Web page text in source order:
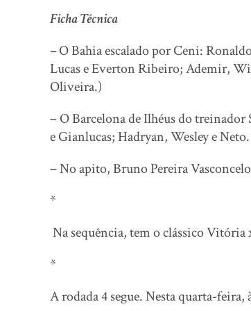
Ficha Técnica
–O Bahia escalado por Ceni:
Lucas e Everton Ribeiro; Ademir,
Oliveira.)
– O Barcelona de Ilhéus do
e Gianlucas; Hadryan, Wesley e
– No apito, Bruno Pereira
*
Na sequência, tem o clássico
*
A rodada 4 segue. Nesta quarta-feira,